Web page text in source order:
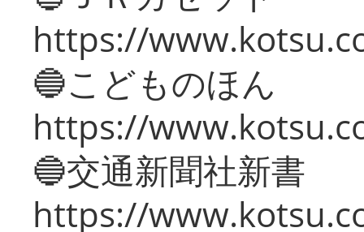
https://
🔵こどものほん
https://
🔵交通新聞社新書
https://